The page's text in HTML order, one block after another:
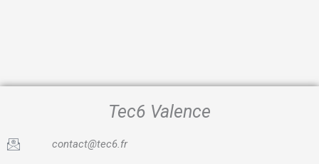
Tec6 Valence
contact@tec6.fr